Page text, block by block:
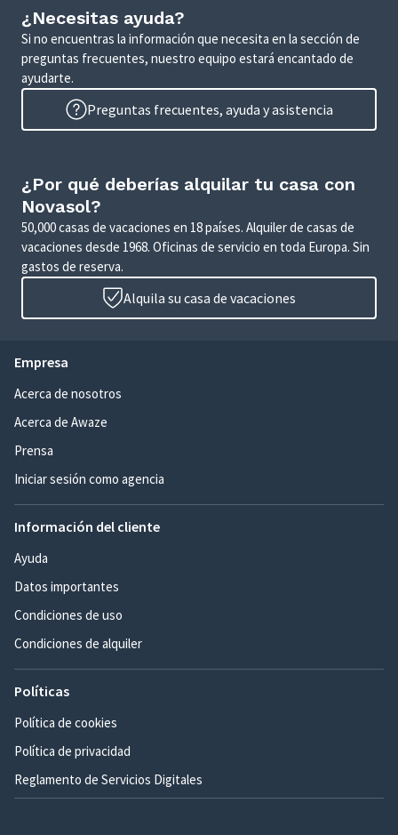
¿Necesitas ayuda?
Si no encuentras la información que necesita en la sección de
preguntas frecuentes, nuestro equipo estará encantado de
ayudarte.
Preguntas frecuentes, ayuda y asistencia
¿Por qué deberías alquilar tu casa con
Novasol?
50,000 casas de vacaciones en 18 países. Alquiler de casas de
vacaciones desde 1968. Oficinas de servicio en toda Europa. Sin
gastos de reserva.
Alquila su casa de vacaciones
Empresa
Acerca de nosotros
Acerca de Awaze
Prensa
Iniciar sesión como agencia
Información del cliente
Ayuda
Datos importantes
Condiciones de uso
Condiciones de alquiler
Políticas
Política de cookies
Política de privacidad
Reglamento de Servicios Digitales